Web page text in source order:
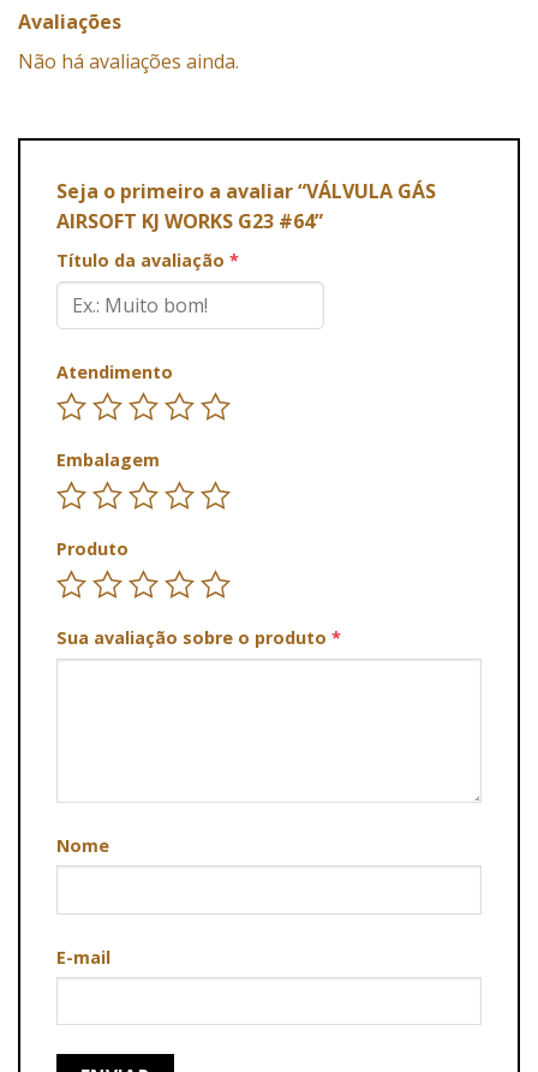
Avaliações
Não há avaliações ainda.
Seja o primeiro a avaliar “VÁLVULA GÁS
AIRSOFT KJ WORKS G23 #64”
Título da avaliação *
Atendimento
Embalagem
Produto
Sua avaliação sobre o produto *
Nome
E-mail